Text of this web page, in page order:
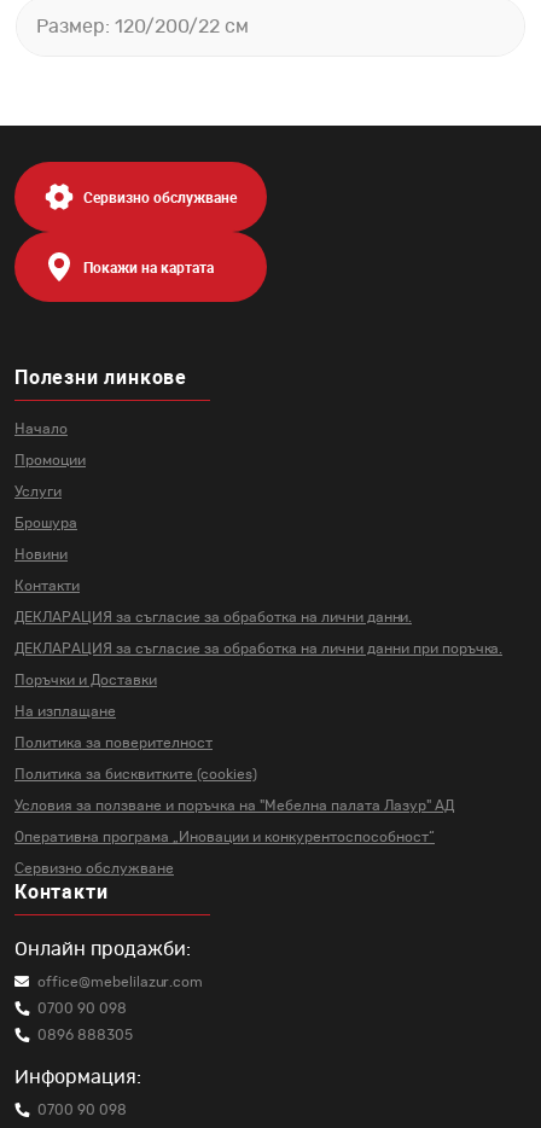
Размер: 120/200/22 см
Полезни линкове
Начало
Промоции
Услуги
Брошура
Новини
Контакти
ДЕКЛАРАЦИЯ за съгласие за обработка на лични данни.
ДЕКЛАРАЦИЯ за съгласие за обработка на лични данни при поръчка.
Поръчки и Доставки
На изплащане
Политика за поверителност
Политика за бисквитките (cookies)
Условия за ползване и поръчка на "Мебелна палата Лазур" АД
Оперативна програма „Иновации и конкурентоспособност“
Сервизно обслужване
Контакти
Онлайн продажби:
office@mebelilazur.com
0700 90 098
0896 888305
Информация:
0700 90 098
Сервизно обслужване
Покажи на картата